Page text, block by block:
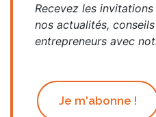
Recevez les
nos actualités,
entrepreneurs avec
Je m'abonne !